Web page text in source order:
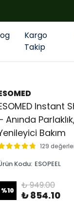
Kargo
Takip
Instant
Anında
Bakım
129
Kodu: ESOPEEL
%10 ₺ 949.00
₺ 854.10